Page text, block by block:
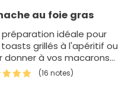
au foie gras
préparation idéale pour
grillés à l'apéritif ou
donner à vos macarons
originale et
(16 notes)